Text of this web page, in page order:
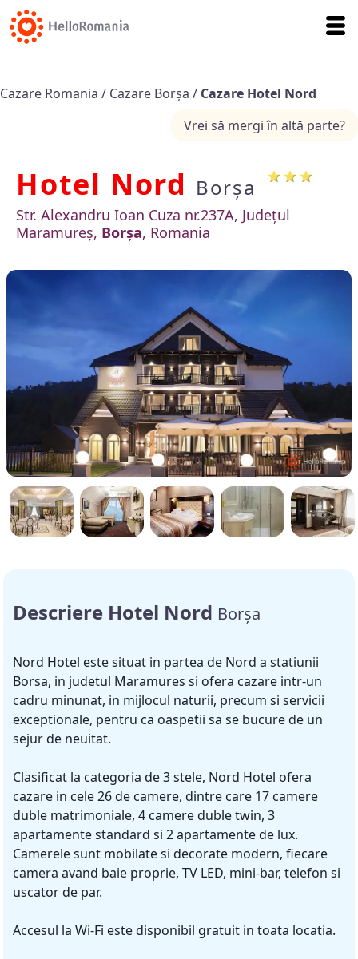
Cazare Romania / Cazare Borșa / Cazare Hotel Nord
Vrei să mergi în altă parte?
Hotel Nord Borșa
Str. Alexandru Ioan Cuza nr.237A, Județul
Maramureș, Borșa, Romania
Descriere Hotel Nord Borșa
Nord Hotel este situat in partea de Nord a statiunii
Borsa, in judetul Maramures si ofera cazare intr-un
cadru minunat, in mijlocul naturii, precum si servicii
exceptionale, pentru ca oaspetii sa se bucure de un
sejur de neuitat.
Clasificat la categoria de 3 stele, Nord Hotel ofera
cazare in cele 26 de camere, dintre care 17 camere
duble matrimoniale, 4 camere duble twin, 3
apartamente standard si 2 apartamente de lux.
Camerele sunt mobilate si decorate modern, fiecare
camera avand baie proprie, TV LED, mini-bar, telefon si
uscator de par.
Accesul la Wi-Fi este disponibil gratuit in toata locatia.